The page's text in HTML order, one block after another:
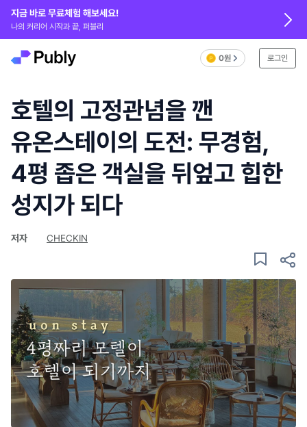
지금 바로 무료체험 해보세요!
나의 커리어 시작과 끝, 퍼블리
0원 로그인
호텔의 고정관념을 깬
유온스테이의 도전: 무경험,
4평 좁은 객실을 뒤엎고 힙한
성지가 되다
저자 CHECKIN